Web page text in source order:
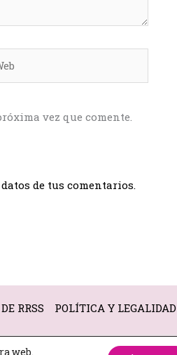
vez que comente.
de tus comentarios.
RRSS POLÍTICA Y
web.